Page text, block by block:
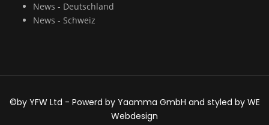
News - Deutschland
News - Schweiz
©by YFW Ltd - Powerd by Yaamma GmbH and styled by WE
Webdesign